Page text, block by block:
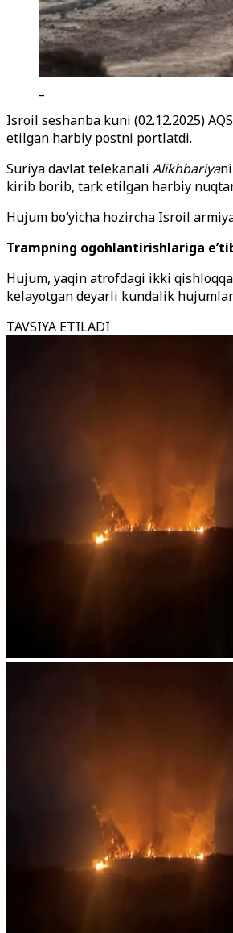
Isroil seshanba kuni (02.12.2025)
etilgan harbiy postni portlatdi.
Suriya davlat telekanali Alikhbariya
kirib borib, tark etilgan harbiy
Hujum bo‘yicha hozircha Isroil
Trampning ogohlantirishlariga
Hujum, yaqin atrofdagi ikki
kelayotgan deyarli kundalik
TAVSIYA ETILADI